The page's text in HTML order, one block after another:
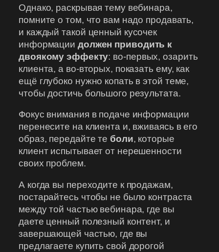
Однако, раскрывая тему вебинара,
помните о том, что вам надо продавать,
и каждый такой ценный кусочек
информации должен приводить к
двоякому эффекту: во-первых, озарить
клиента, а во-вторых, показать ему, как
ещё глубоко нужно копать в этой теме,
чтобы достичь большого результата.
Фокус внимания в подаче информации
перенесите на клиента и, вживаясь в его
образ, передайте те боли, которые
клиент испытывает от нерешенности
своих проблем.
А когда вы переходите к продажам,
постарайтесь чтобы не было контраста
между той частью вебинара, где вы
даете ценный полезный контент, и
завершающей частью, где вы
предлагаете купить свой дорогой